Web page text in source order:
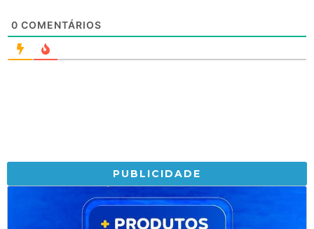
0 COMENTÁRIOS
PUBLICIDADE